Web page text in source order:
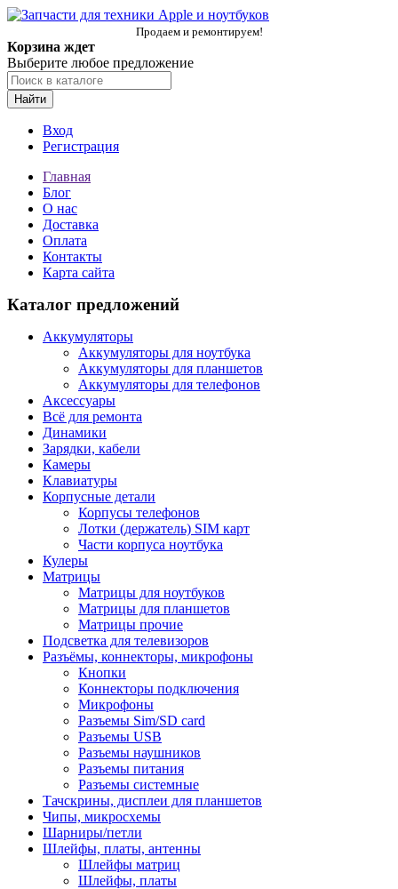
Продаем и ремонтируем!
Корзина ждет
Выберите любое предложение
Найти
Вход
Регистрация
Главная
Блог
О нас
Доставка
Оплата
Контакты
Карта сайта
Каталог предложений
Аккумуляторы
Аккумуляторы для ноутбука
Аккумуляторы для планшетов
Аккумуляторы для телефонов
Аксессуары
Всё для ремонта
Динамики
Зарядки, кабели
Камеры
Клавиатуры
Корпусные детали
Корпусы телефонов
Лотки (держатель) SIM карт
Части корпуса ноутбука
Кулеры
Матрицы
Матрицы для ноутбуков
Матрицы для планшетов
Матрицы прочие
Подсветка для телевизоров
Разъёмы, коннекторы, микрофоны
Кнопки
Коннекторы подключения
Микрофоны
Разъемы Sim/SD card
Разъемы USB
Разъемы наушников
Разъемы питания
Разъемы системные
Тачскрины, дисплеи для планшетов
Чипы, микросхемы
Шарниры/петли
Шлейфы, платы, антенны
Шлейфы матриц
Шлейфы, платы